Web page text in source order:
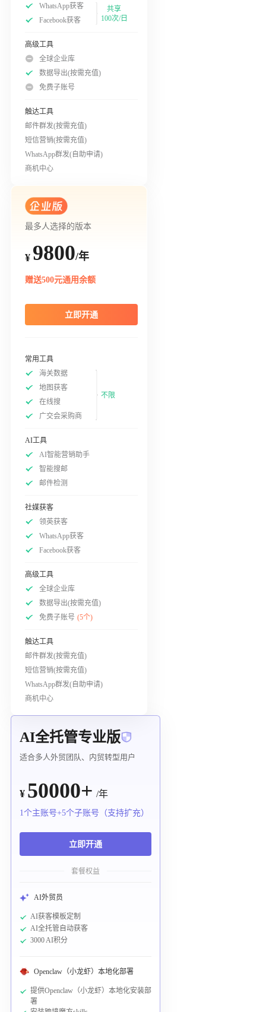
WhatsApp获客
Facebook获客
共享
100次/日
高级工具
全球企业库
数据导出(按需充值)
免费子账号
触达工具
邮件群发(按需充值)
短信营销(按需充值)
WhatsApp群发(自助申请)
商机中心
最多人选择的版本
¥ 9800/年
赠送500元通用余额
立即开通
常用工具
海关数据
地图获客
在线搜
广交会采购商
不限
AI工具
AI智能营销助手
智能搜邮
邮件检测
社媒获客
领英获客
WhatsApp获客
Facebook获客
高级工具
全球企业库
数据导出(按需充值)
免费子账号 (5个)
触达工具
邮件群发(按需充值)
短信营销(按需充值)
WhatsApp群发(自助申请)
商机中心
AI全托管专业版
适合多人外贸团队、内贸转型用户
¥ 50000+ /年
1个主账号+5个子账号（支持扩充）
立即开通
套餐权益
AI外贸员
AI获客模板定制
AI全托管自动获客
3000 AI积分
Openclaw（小龙虾）本地化部署
提供Openclaw（小龙虾）本地化安装部
署